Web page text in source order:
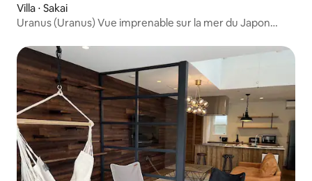
Villa ⋅ Sakai
Uranus (Uranus) Vue imprenable sur la mer du Japon